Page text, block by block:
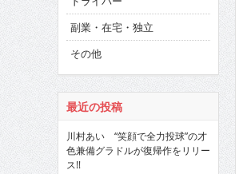
副業・在宅・独立
その他
最近の投稿
川村あい “笑顔で全力投球”の才
色兼備グラドルが復帰作をリリー
ス!!